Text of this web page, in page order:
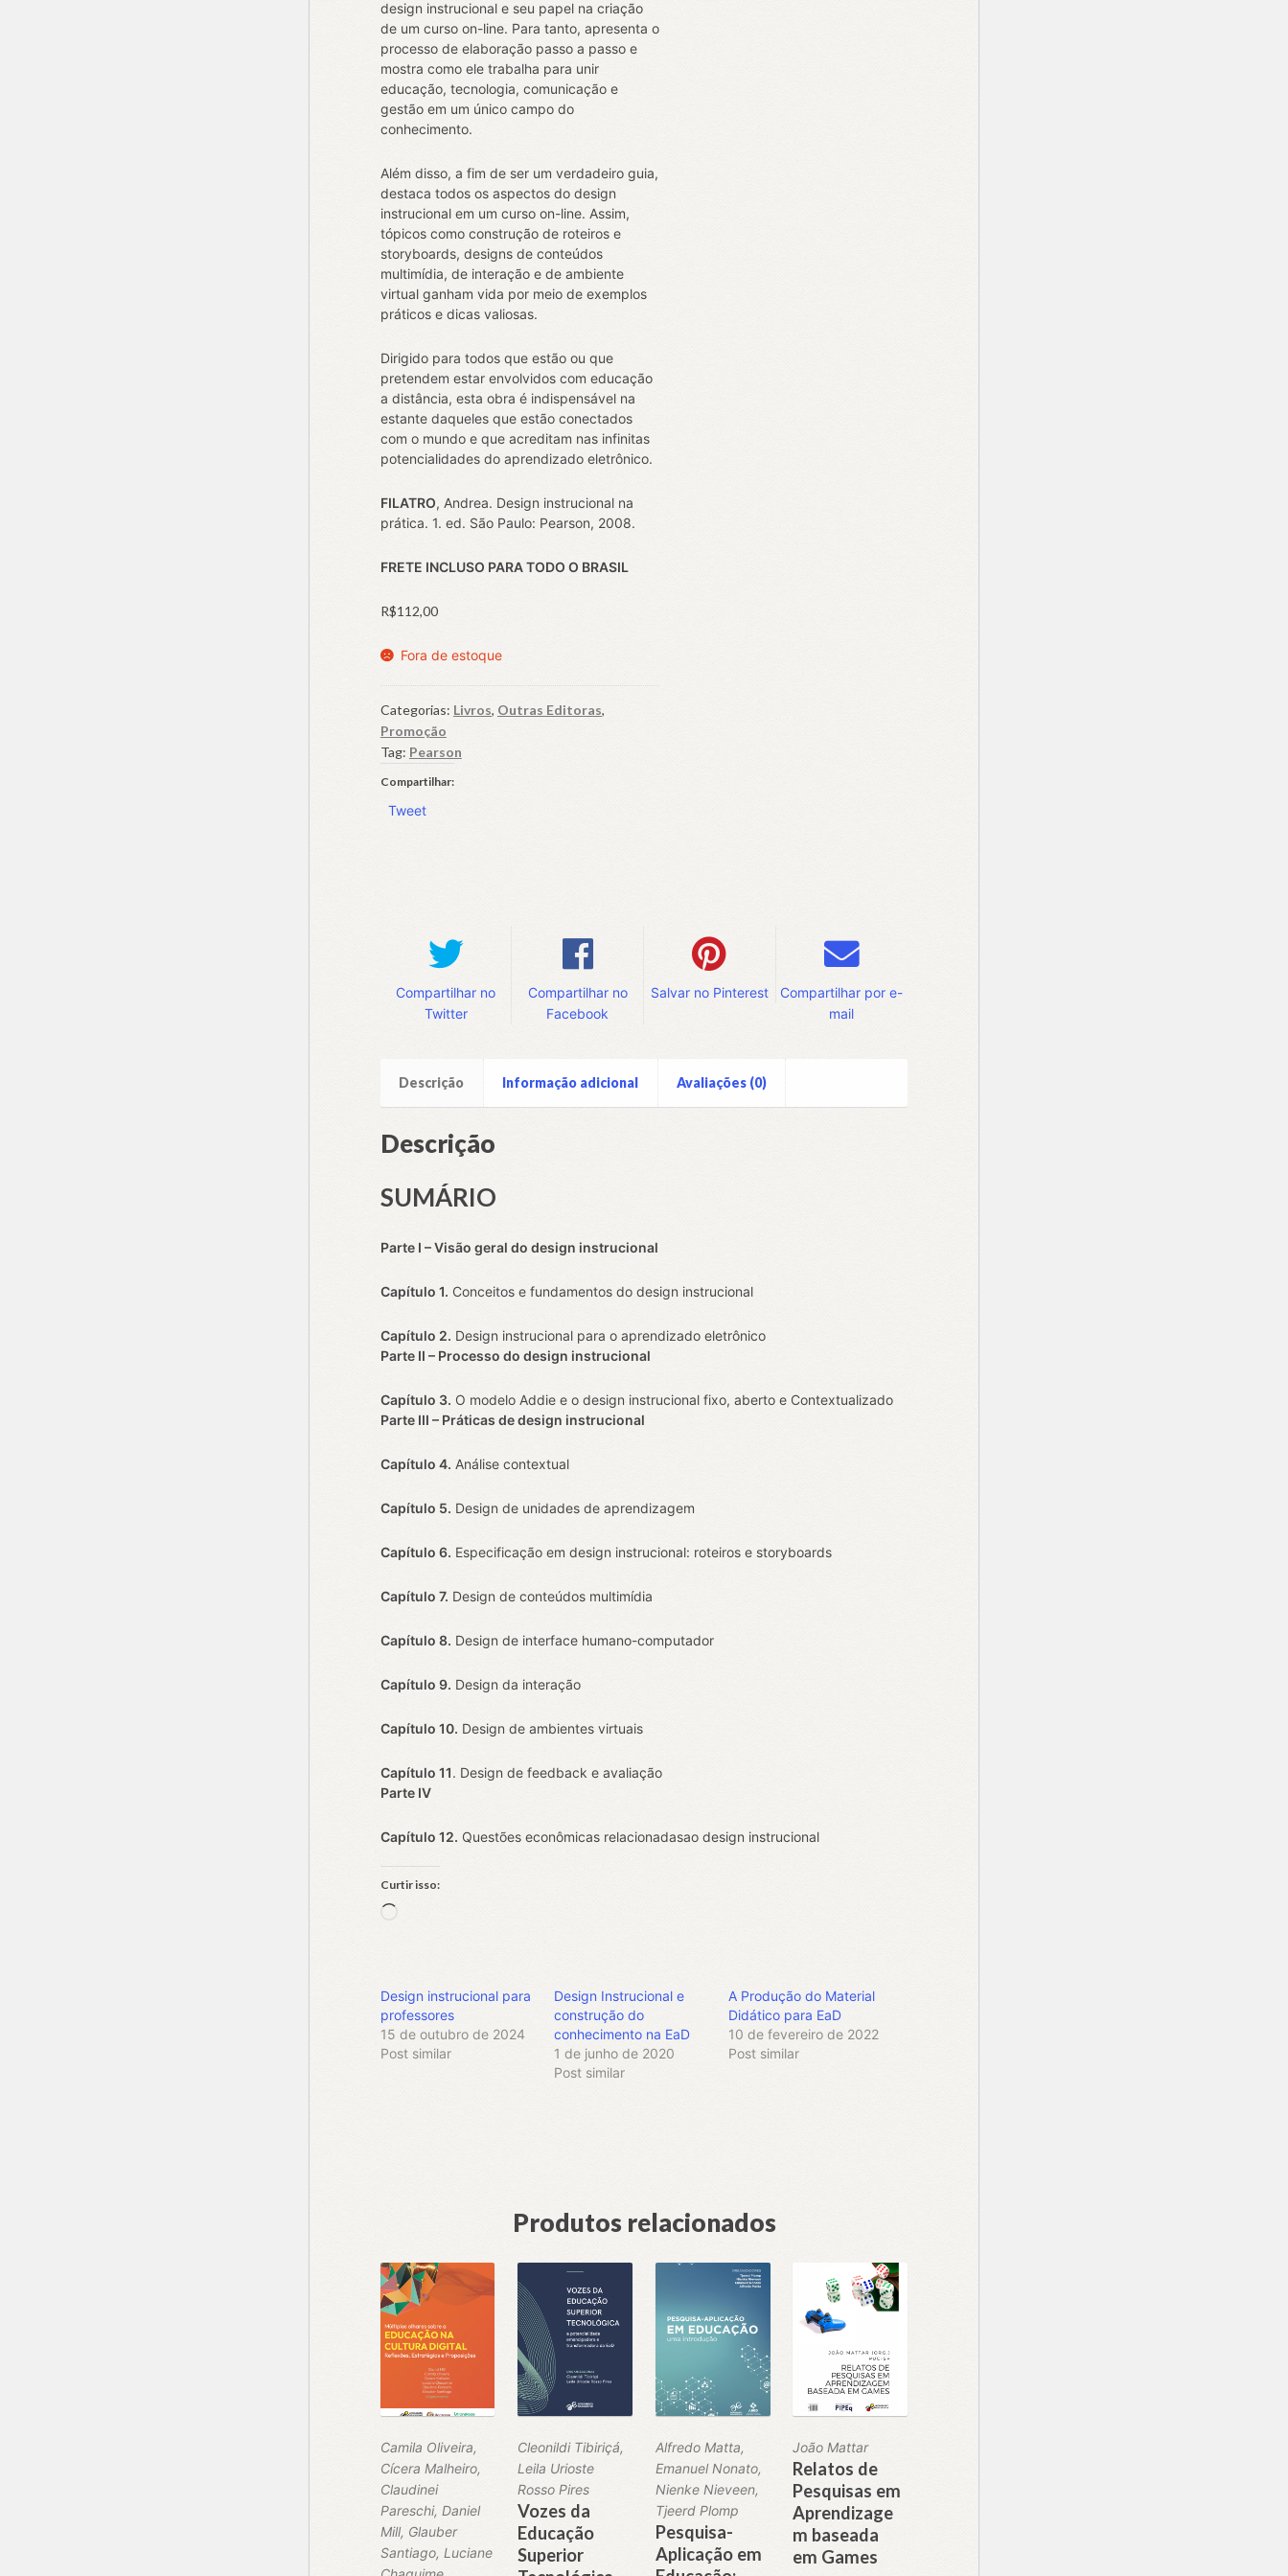
design instrucional e seu papel na criação
de um curso on-line. Para tanto, apresenta o
processo de elaboração passo a passo e
mostra como ele trabalha para unir
educação, tecnologia, comunicação e
gestão em um único campo do
conhecimento.
Além disso, a fim de ser um verdadeiro guia,
destaca todos os aspectos do design
instrucional em um curso on-line. Assim,
tópicos como construção de roteiros e
storyboards, designs de conteúdos
multimídia, de interação e de ambiente
virtual ganham vida por meio de exemplos
práticos e dicas valiosas.
Dirigido para todos que estão ou que
pretendem estar envolvidos com educação
a distância, esta obra é indispensável na
estante daqueles que estão conectados
com o mundo e que acreditam nas infinitas
potencialidades do aprendizado eletrônico.
FILATRO, Andrea. Design instrucional na
prática. 1. ed. São Paulo: Pearson, 2008.
FRETE INCLUSO PARA TODO O BRASIL
R$112,00
Fora de estoque
Categorias: Livros, Outras Editoras,
Promoção
Tag: Pearson
Compartilhar:
Tweet
Compartilhar no
Twitter
Compartilhar no
Facebook
Salvar no Pinterest
Compartilhar por e-
mail
Descrição Informação adicional Avaliações (0)
Descrição
SUMÁRIO
Parte I – Visão geral do design instrucional
Capítulo 1. Conceitos e fundamentos do design instrucional
Capítulo 2. Design instrucional para o aprendizado eletrônico
Parte II – Processo do design instrucional
Capítulo 3. O modelo Addie e o design instrucional fixo, aberto e Contextualizado
Parte III – Práticas de design instrucional
Capítulo 4. Análise contextual
Capítulo 5. Design de unidades de aprendizagem
Capítulo 6. Especificação em design instrucional: roteiros e storyboards
Capítulo 7. Design de conteúdos multimídia
Capítulo 8. Design de interface humano-computador
Capítulo 9. Design da interação
Capítulo 10. Design de ambientes virtuais
Capítulo 11. Design de feedback e avaliação
Parte IV
Capítulo 12. Questões econômicas relacionadasao design instrucional
Curtir isso:
Design instrucional para
professores
15 de outubro de 2024
Post similar
Design Instrucional e
construção do
conhecimento na EaD
1 de junho de 2020
Post similar
A Produção do Material
Didático para EaD
10 de fevereiro de 2022
Post similar
Produtos relacionados
Camila Oliveira,
Cícera Malheiro,
Claudinei
Pareschi, Daniel
Mill, Glauber
Santiago, Luciane
Cleonildi Tibiriçá,
Leila Urioste
Rosso Pires
Vozes da
Educação
Superior
Alfredo Matta,
Emanuel Nonato,
Nienke Nieveen,
Tjeerd Plomp
Pesquisa-
Aplicação em
João Mattar
Relatos de
Pesquisas em
Aprendizage
m baseada
em Games